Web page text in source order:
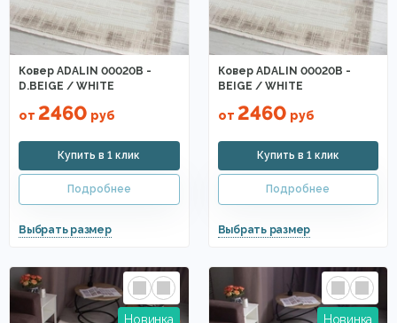
Ковер ADALIN 00020B -
D.BEIGE / WHITE
от 2460 руб
Ковер ADALIN 00020B -
BEIGE / WHITE
от 2460 руб